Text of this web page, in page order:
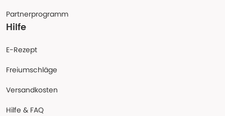
Partnerprogramm
Hilfe
E-Rezept
Freiumschläge
Versandkosten
Hilfe & FAQ